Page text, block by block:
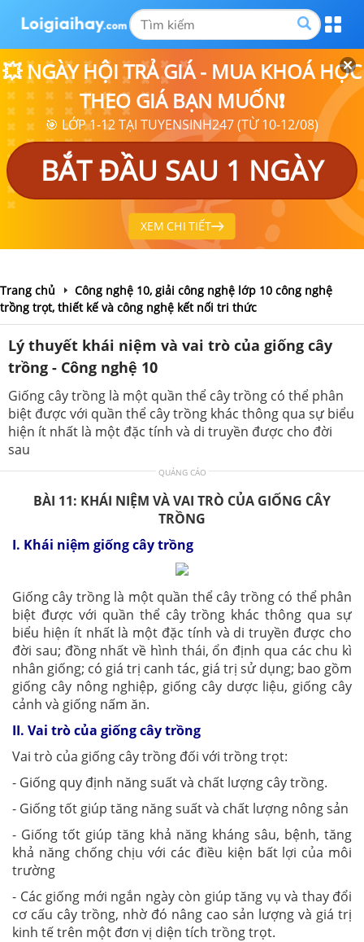
💥 NGÀY HỘI TRẢ GIÁ - MUA KHOÁ HỌC
THEO GIÁ BẠN MUỐN❗
🎯 LỚP 1-12 TẠI TUYENSINH247 (TỪ 10-12/08)
BẮT ĐẦU SAU 1 NGÀY
XEM CHI TIẾT
Trang chủ
Công nghệ 10, giải công nghệ lớp 10 công nghệ
trồng trọt, thiết kế và công nghệ kết nối tri thức
Lý thuyết khái niệm và vai trò của giống cây
trồng - Công nghệ 10
Giống cây trồng là một quần thể cây trồng có thể phân
biệt được với quần thể cây trồng khác thông qua sự biểu
hiện ít nhất là một đặc tính và di truyền được cho đời
sau
QUẢNG CÁO
BÀI 11: KHÁI NIỆM VÀ VAI TRÒ CỦA GIỐNG CÂY
TRỒNG
I. Khái niệm giống cây trồng
Giống cây trồng là một quần thể cây trồng có thể phân
biệt được với quần thể cây trồng khác thông qua sự
biểu hiện ít nhất là một đặc tính và di truyền được cho
đời sau; đồng nhất về hình thái, ổn định qua các chu kì
nhân giống; có giá trị canh tác, giá trị sử dụng; bao gồm
giống cây nông nghiệp, giống cây dược liệu, giống cây
cảnh và giống nấm ăn.
II. Vai trò của giống cây trồng
Vai trò của giống cây trồng đối với trồng trọt:
- Giống quy định năng suất và chất lượng cây trồng.
- Giống tốt giúp tăng năng suất và chất lượng nông sản
- Giống tốt giúp tăng khả năng kháng sâu, bệnh, tăng
khả năng chống chịu với các điều kiện bất lợi của môi
trường
- Các giống mới ngắn ngày còn giúp tăng vụ và thay đổi
cơ cấu cây trồng, nhờ đó nâng cao sản lượng và giá trị
kinh tế trên một đơn vị diện tích trồng trọt.